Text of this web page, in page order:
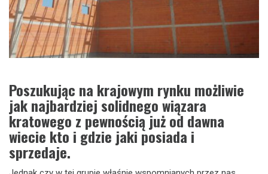
Poszukując na krajowym rynku możliwie
jak najbardziej solidnego wiązara
kratowego z pewnością już od dawna
wiecie kto i gdzie jaki posiada i
sprzedaje.